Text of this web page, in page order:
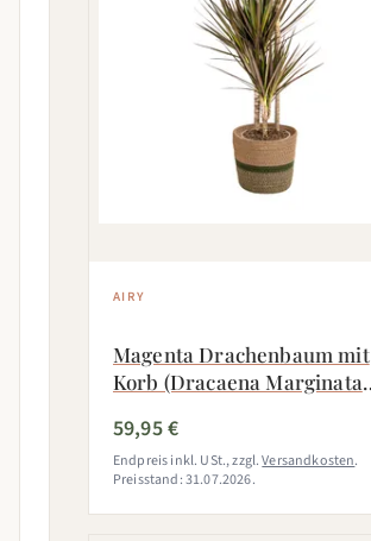
AIRY
Magenta Drachenbaum mit
Korb (Dracaena Marginata
59,95 €
Endpreis inkl. USt., zzgl.Versandkosten.
Preisstand: 31.07.2026.